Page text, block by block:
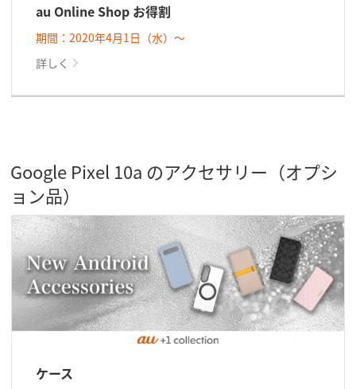
au Online Shop お得割
期間：2020年4月1日（水）～
詳しく
Google Pixel 10a のアクセサリー（オプシ
ョン品）
ケース